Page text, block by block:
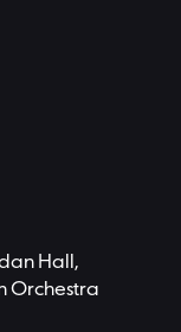
Hall,
Orchestra